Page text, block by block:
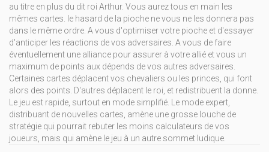
au titre en plus du dit roi Arthur. Vous aurez tous en main les
mêmes cartes. le hasard de la pioche ne vous ne les donnera pas
dans le même ordre. A vous d'optimiser votre pioche et d'essayer
d'anticiper les réactions de vos adversaires. A vous de faire
éventuellement une alliance pour assurer à votre allié et vous un
maximum de points aux dépends de vos autres adversaires.
Certaines cartes déplacent vos chevaliers ou les princes, qui font
alors des points. D'autres déplacent le roi, et redistribuent la donne.
Le jeu est rapide, surtout en mode simplifié. Le mode expert,
distribuant de nouvelles cartes, amène une grosse louche de
stratégie qui pourrait rebuter les moins calculateurs de vos
joueurs, mais qui amène le jeu à un autre sommet ludique.